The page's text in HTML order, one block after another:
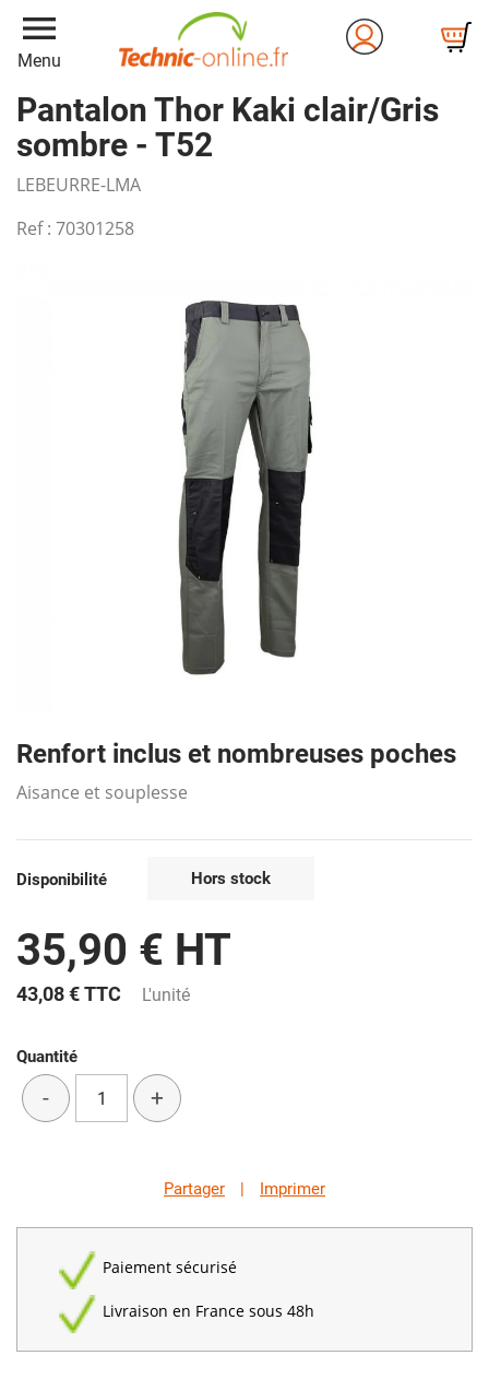
menu
Menu
Pantalon Thor Kaki clair/Gris
sombre - T52
LEBEURRE-LMA
Ref : 70301258
Renfort inclus et nombreuses poches
Aisance et souplesse
Disponibilité Hors stock
35,90 € HT
43,08 €TTC L'unité
Quantité
- +
Partager | Imprimer
Paiement sécurisé
Livraison en France sous 48h